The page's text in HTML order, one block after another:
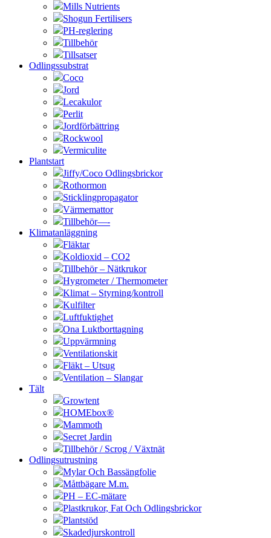
Mills Nutrients
Shogun Fertilisers
PH-reglering
Tillbehör
Tillsatser
Odlingssubstrat
Coco
Jord
Lecakulor
Perlit
Jordförbättring
Rockwool
Vermiculite
Plantstart
Jiffy/Coco Odlingsbrickor
Rothormon
Sticklingpropagator
Värmemattor
Tillbehör—-
Klimatanläggning
Fläktar
Koldioxid – CO2
Tillbehör – Nätkrukor
Hygrometer / Thermometer
Klimat – Styrning/kontroll
Kulfilter
Luftfuktighet
Ona Luktborttagning
Uppvärmning
Ventilationskit
Fläkt – Utsug
Ventilation – Slangar
Tält
Growtent
HOMEbox®
Mammoth
Secret Jardin
Tillbehör / Scrog / Växtnät
Odlingsutrustning
Mylar Och Bassängfolie
Måttbägare M.m.
PH – EC-mätare
Plastkrukor, Fat Och Odlingsbrickor
Plantstöd
Skadedjurskontroll